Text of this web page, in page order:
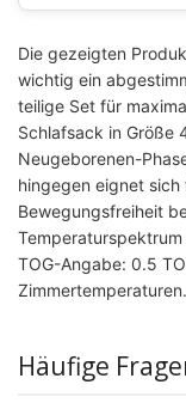
Die gezeigten
wichtig ein
teilige Set für
Schlafsack in Größe
Neugeborenen-
hingegen eignet
Bewegungsfreiheit
TOG-Angabe: 0.5
Zimmertemperaturen.
Häufige